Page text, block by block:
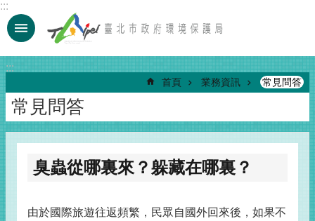
跳到主要內容區塊
:::
:::
首頁 業務資訊 常見問答
常見問答
臭蟲從哪裏來？躲藏在哪裏？
由於國際旅遊往返頻繁，民眾自國外回來後，如果不